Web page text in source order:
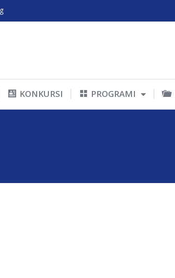
KONKURSI PROGRAMI